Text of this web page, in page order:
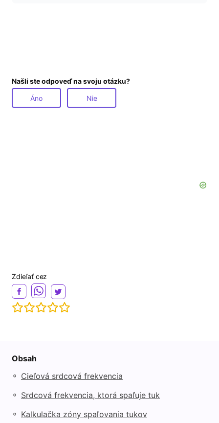
Našli ste odpoveď na svoju otázku?
Áno Nie
Zdieľať cez
Obsah
◦ Cieľová srdcová frekvencia
◦ Srdcová frekvencia, ktorá spaľuje tuk
◦ Kalkulačka zóny spaľovania tukov